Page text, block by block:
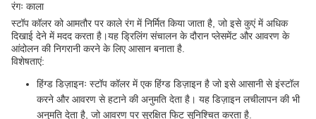
रंगः काला
स्टॉप कॉलर को आमतौर पर काले रंग में निर्मित किया जाता है, जो इसे कुएं में अधिक
दिखाई देने में मदद करता है।यह ड्रिलिंग संचालन के दौरान प्लेसमेंट और आवरण के
आंदोलन की निगरानी करने के लिए आसान बनाता है.
विशेषताएं:
हिंग्ड डिज़ाइनः स्टॉप कॉलर में एक हिंग्ड डिज़ाइन है जो इसे आसानी से इंस्टॉल
करने और आवरण से हटाने की अनुमति देता है। यह डिज़ाइन लचीलापन की भी
अनुमति देता है, जो आवरण पर सुरक्षित फिट सुनिश्चित करता है.